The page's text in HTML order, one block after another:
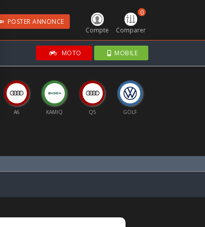
Compte
0
Comparer
POSTER ANNONCE
MOTO MOBILE
A6 KAMIQ Q5 GOLF